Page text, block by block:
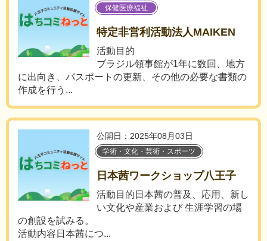
保健医療福祉
特定非営利活動法人MAIKEN
活動目的
ブラジル領事館が1年に数回、地方
に出向き、パスポートの更新、その他の必要な書類の
作成を行う...
公開日：2025年08月03日
学術・文化・芸術・スポーツ
日本茜ワークショップ八王子
活動目的日本茜の普及、応用、新し
い文化や産業および 生涯学習の場
の創設を試みる。
活動内容日本茜につ...